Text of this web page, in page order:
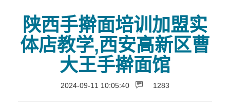
陕西手擀面培训加盟实
体店教学,西安高新区曹
大王手擀面馆
2024-09-11 10:05:40 1283